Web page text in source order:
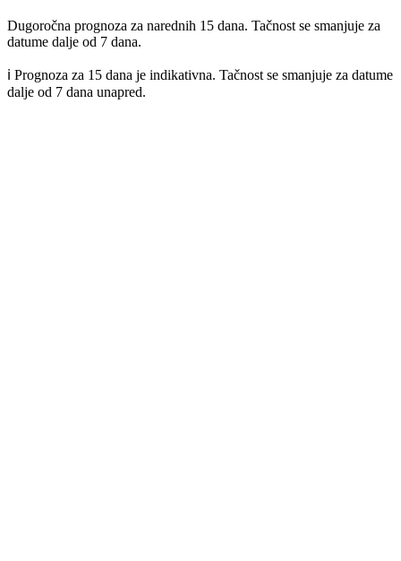
Dugoročna prognoza za narednih 15 dana. Tačnost se smanjuje za
datume dalje od 7 dana.
ℹ️ Prognoza za 15 dana je indikativna. Tačnost se smanjuje za datume
dalje od 7 dana unapred.